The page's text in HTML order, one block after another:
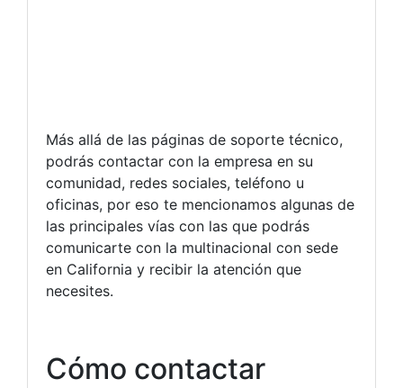
Más allá de las páginas de soporte técnico,
podrás contactar con la empresa en su
comunidad, redes sociales, teléfono u
oficinas, por eso te mencionamos algunas de
las principales vías con las que podrás
comunicarte con la multinacional con sede
en California y recibir la atención que
necesites.
Cómo contactar